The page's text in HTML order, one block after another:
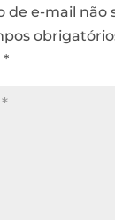
de e-mail não
*